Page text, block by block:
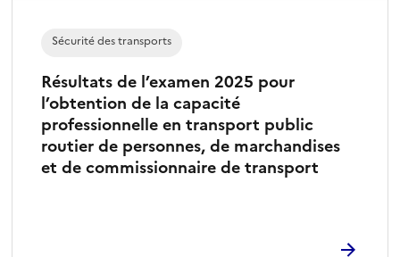
Résultats de l’examen 2025 pour
l’obtention de la capacité
professionnelle en transport public
routier de personnes, de marchandises
et de commissionnaire de transport
Sécurité des transports